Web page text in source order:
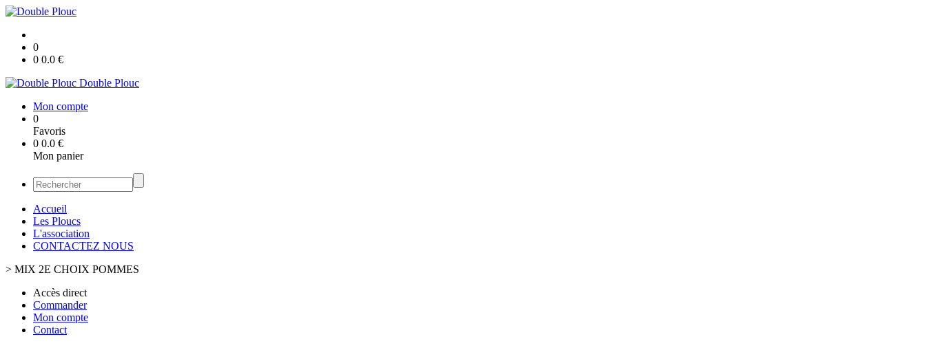
0
0 0.0 €
Double Plouc
Mon compte
0
Favoris
0 0.0 €
Mon panier
Accueil
Les Ploucs
L'association
CONTACTEZ NOUS
> MIX 2E CHOIX POMMES
Accès direct
Commander
Mon compte
Contact